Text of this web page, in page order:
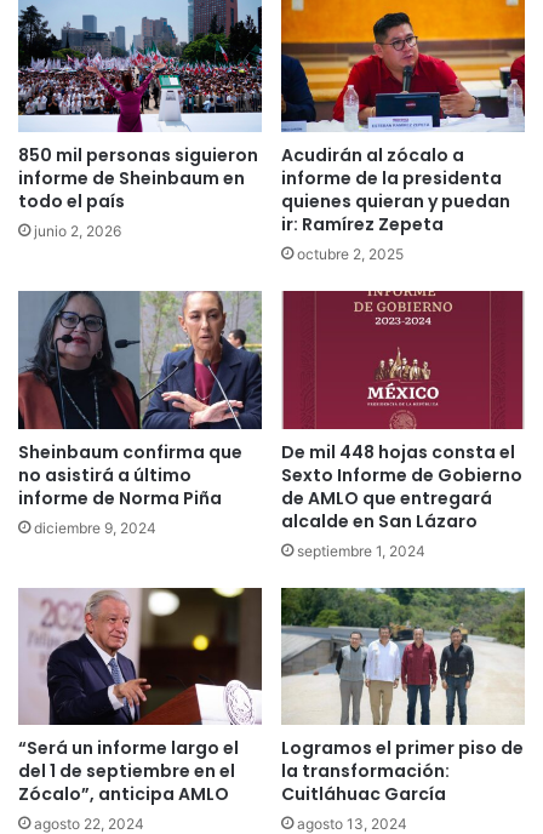
850 mil personas siguieron
informe de Sheinbaum en
todo el país
junio 2, 2026
Acudirán al zócalo a
informe de la presidenta
quienes quieran y puedan
ir: Ramírez Zepeta
octubre 2, 2025
Sheinbaum confirma que
no asistirá a último
informe de Norma Piña
diciembre 9, 2024
De mil 448 hojas consta el
Sexto Informe de Gobierno
de AMLO que entregará
alcalde en San Lázaro
septiembre 1, 2024
“Será un informe largo el
del 1 de septiembre en el
Zócalo”, anticipa AMLO
agosto 22, 2024
Logramos el primer piso de
la transformación:
Cuitláhuac García
agosto 13, 2024